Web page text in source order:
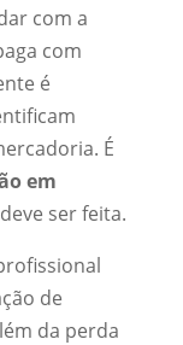
com a
com
é
É
em
ser feita.
de
da perda